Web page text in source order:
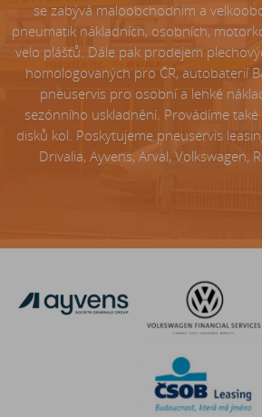
se zabývá maloobchodním a
pneumatik nákladních, osobních,
velo plášťů. Dále pak prodejem
homologovaných pro ČR, autobaterií
pneuservis pro osobní a lehké
sezónního uskladnění. Provádíme
disků kol. Poskytujeme pneuservis
Drivalia, Ayvens, Arval, Volkswagen,